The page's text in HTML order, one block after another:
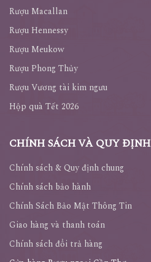
Rượu Macallan
Rượu Hennessy
Rượu Meukow
Rượu Phong Thủy
Rượu Vương tài kim ngưu
Hộp quà Tết 2026
CHÍNH SÁCH VÀ QUY ĐỊNH
Chính sách & Quy định chung
Chính sách bảo hành
Chính Sách Bảo Mật Thông Tin
Giao hàng và thanh toán
Chính sách đổi trả hàng